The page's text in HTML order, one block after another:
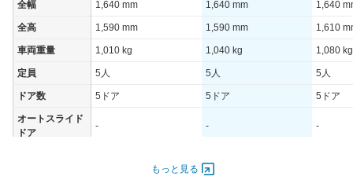
全幅 1,640 mm 1,640 mm 1,640
全高 1,590 mm 1,590 mm 1,610
車両重量 1,010 kg 1,040 kg 1,080 kg
定員 5人 5人 5人
ドア数 5ドア 5ドア 5ドア
オートスライド
ドア
- - -
84.60 [115]/ 6,300 73.50 [100]/ 6,400
もっと見る